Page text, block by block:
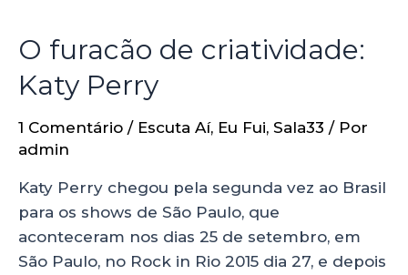
O furacão de criatividade:
Katy Perry
1 Comentário / Escuta Aí, Eu Fui, Sala33 / Por
admin
Katy Perry chegou pela segunda vez ao Brasil
para os shows de São Paulo, que
aconteceram nos dias 25 de setembro, em
São Paulo, no Rock in Rio 2015 dia 27, e depois